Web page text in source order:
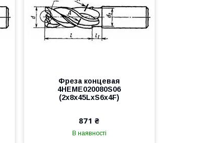
Фреза концевая
4HEME020080S06
(2x8x45LxS6x4F)
871 ₴
В наявності